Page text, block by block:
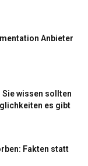
Anbieter
Sie wissen sollten
es gibt
Fakten statt